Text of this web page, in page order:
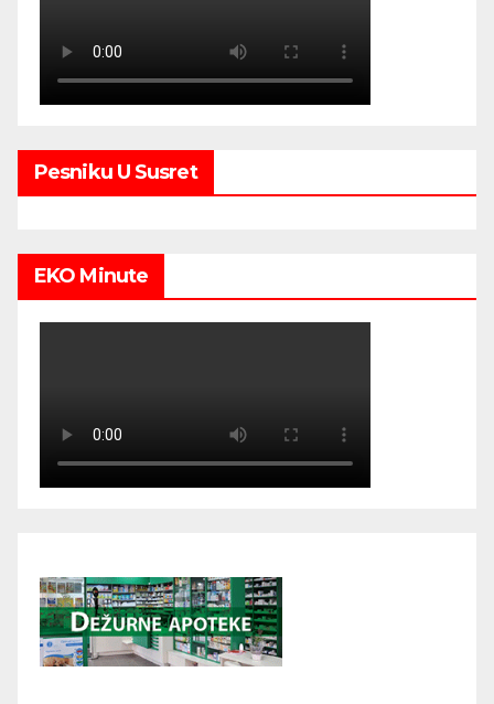
Pesniku U Susret
EKO Minute